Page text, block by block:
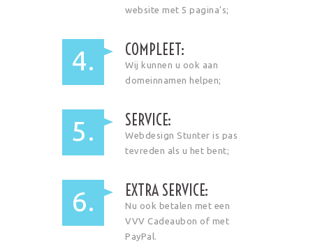
website met 5 pagina's;
4. COMPLEET:
Wij kunnen u ook aan
domeinnamen helpen;
5. SERVICE:
Webdesign Stunter is pas
tevreden als u het bent;
6. EXTRA SERVICE:
Nu ook betalen met een
VVV Cadeaubon of met
PayPal.